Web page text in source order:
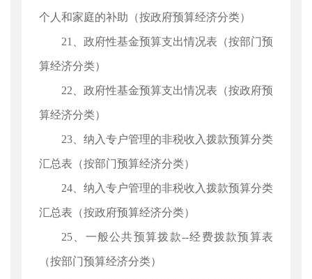
个人和家庭的补助（按政府预算经济分类）
21、政府性基金预算支出情况表（按部门预
算经济分类）
22、政府性基金预算支出情况表（按政府预
算经济分类）
23、纳入专户管理的非税收入拨款预算分类
汇总表（按部门预算经济分类）
24、纳入专户管理的非税收入拨款预算分类
汇总表（按政府预算经济分类）
25、一般公共预算拨款--经费拨款预算表
（按部门预算经济分类）